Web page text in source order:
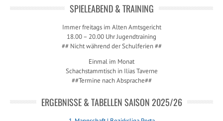
SPIELEABEND & TRAINING
Immer freitags im Alten Amtsgericht
18.00 – 20.00 Uhr Jugendtraining
## Nicht während der Schulferien ##
Einmal im Monat
Schachstammtisch in Ilias Taverne
##Termine nach Absprache##
ERGEBNISSE & TABELLEN SAISON 2025/26